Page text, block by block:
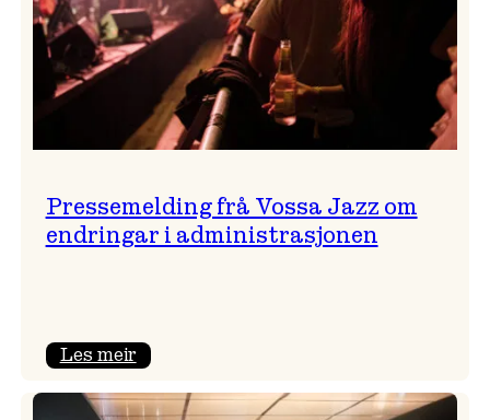
Pressemelding frå Vossa Jazz om
endringar i administrasjonen
Les meir:
frå